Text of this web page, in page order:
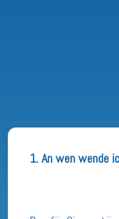
1. An wen wende